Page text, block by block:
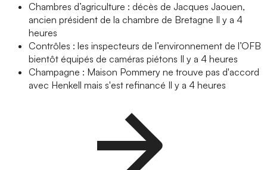
Chambres d’agriculture : décès de Jacques Jaouen,
ancien président de la chambre de Bretagne Il y a 4
heures
Contrôles : les inspecteurs de l’environnement de l’OFB
bientôt équipés de caméras piétons Il y a 4 heures
Champagne : Maison Pommery ne trouve pas d'accord
avec Henkell mais s'est refinancé Il y a 4 heures